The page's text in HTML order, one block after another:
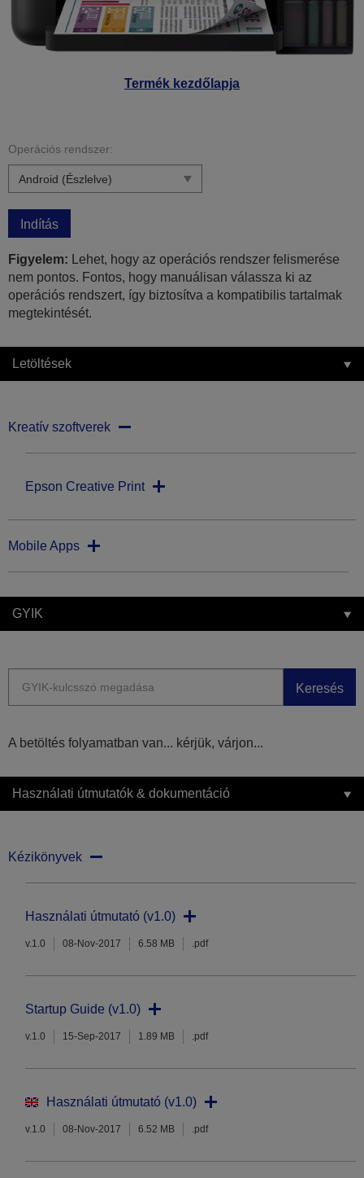
Termék kezdőlapja
Operációs rendszer:
Indítás
Figyelem: Lehet, hogy az operációs rendszer felismerése
nem pontos. Fontos, hogy manuálisan válassza ki az
operációs rendszert, így biztosítva a kompatibilis tartalmak
megtekintését.
Letöltések
Kreatív szoftverek
Epson Creative Print
Mobile Apps
GYIK
Keresés
A betöltés folyamatban van... kérjük, várjon...
Használati útmutatók & dokumentáció
Kézikönyvek
Használati útmutató (v1.0)
v.1.0 08-Nov-2017 6.58 MB .pdf
Startup Guide (v1.0)
v.1.0 15-Sep-2017 1.89 MB .pdf
Használati útmutató (v1.0)
v.1.0 08-Nov-2017 6.52 MB .pdf